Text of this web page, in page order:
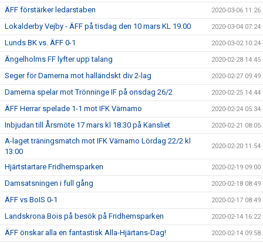
ÄFF förstärker ledarstaben 2020-03-06 11:26
Lokalderby Vejby - ÄFF på tisdag den 10 mars KL 19.00 2020-03-04 07:24
Lunds BK vs. ÄFF 0-1 2020-03-02 10:24
Ängelholms FF lyfter upp talang 2020-02-28 14:45
Seger för Damerna mot halländskt div 2-lag 2020-02-27 09:49
Damerna spelar mot Trönninge IF på onsdag 26/2 2020-02-25 14:44
ÄFF Herrar spelade 1-1 mot IFK Värnamo 2020-02-24 05:34
Inbjudan till Årsmöte 17 mars kl 18.30 på Kansliet 2020-02-21 08:05
A-laget träningsmatch mot IFK Värnamo Lördag 22/2 kl
13:00
2020-02-20 11:54
Hjärtstartare Fridhemsparken 2020-02-19 09:00
Damsatsningen i full gång 2020-02-18 08:49
ÄFF vs BoIS 0-1 2020-02-17 08:49
Landskrona Bois på besök på Fridhemsparken 2020-02-14 16:22
ÄFF önskar alla en fantastisk Alla-Hjärtans-Dag! 2020-02-14 09:58